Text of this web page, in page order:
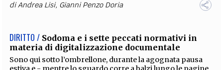
diAndrea Lisi, Gianni Penzo Doria
DIRITTO / Sodoma e i sette peccati normativi in
materia di digitalizzazione documentale
Sono qui sotto l’ombrellone, durante la agognata pausa